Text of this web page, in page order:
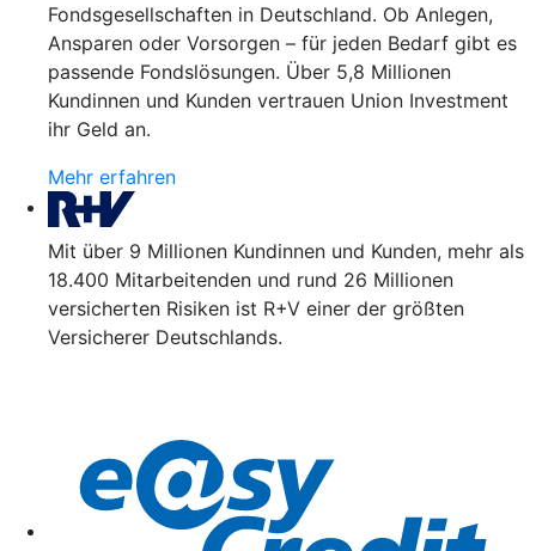
Fondsgesellschaften in Deutschland. Ob Anlegen,
Ansparen oder Vorsorgen – für jeden Bedarf gibt es
passende Fondslösungen. Über 5,8 Millionen
Kundinnen und Kunden vertrauen Union Investment
ihr Geld an.
Mehr erfahren
Mit über 9 Millionen Kundinnen und Kunden, mehr als
18.400 Mitarbeitenden und rund 26 Millionen
versicherten Risiken ist R+V einer der größten
Versicherer Deutschlands.